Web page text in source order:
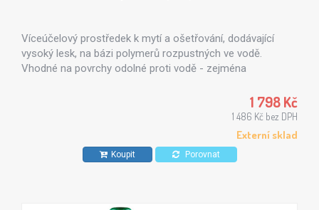
Víceúčelový prostředek k mytí a ošetřování, dodávající
vysoký lesk, na bázi polymerů rozpustných ve vodě.
Vhodné na povrchy odolné proti vodě - zejména
1 798 Kč
1 486 Kč bez DPH
Externí sklad
Koupit Porovnat